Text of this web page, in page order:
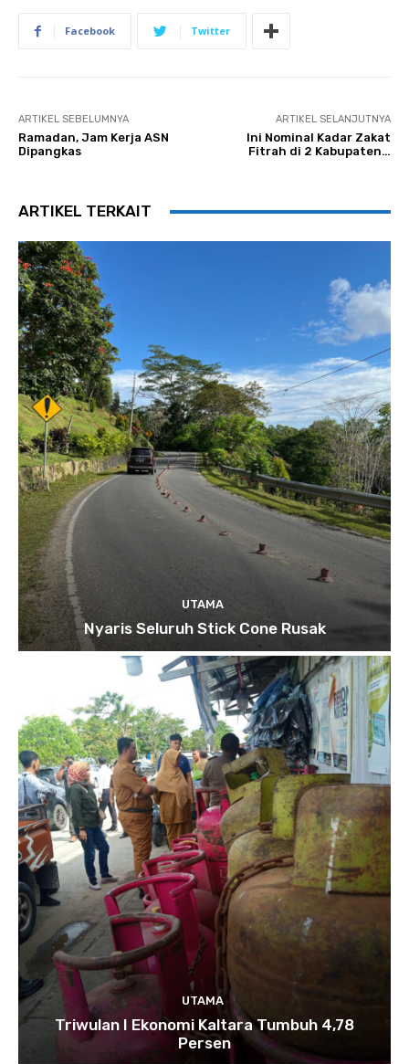
Facebook Twitter
ARTIKEL SEBELUMNYA
Ramadan, Jam Kerja ASN
Dipangkas
ARTIKEL SELANJUTNYA
Ini Nominal Kadar Zakat
Fitrah di 2 Kabupaten…
ARTIKEL TERKAIT
UTAMA
Nyaris Seluruh Stick Cone Rusak
UTAMA
Triwulan I Ekonomi Kaltara Tumbuh 4,78
Persen